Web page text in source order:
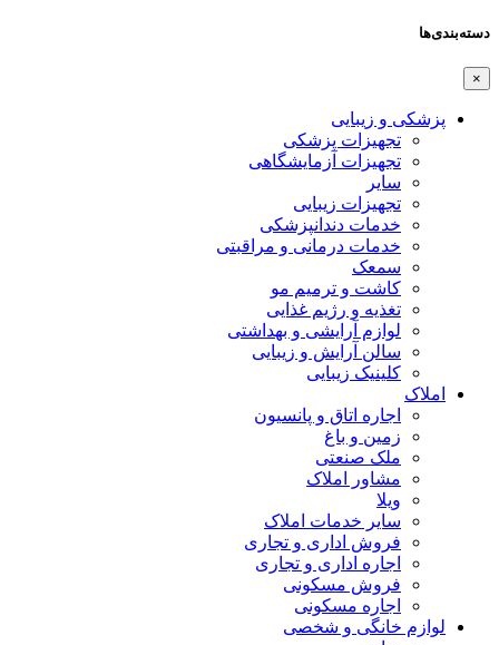
دسته‌بندی‌ها
×
پزشکی و زیبایی
تجهیزات پزشکی
تجهیزات آزمایشگاهی
سایر
تجهیزات زیبایی
خدمات دندانپزشکی
خدمات درمانی و مراقبتی
سمعک
کاشت و ترمیم مو
تغذیه و رژیم غذایی
لوازم آرایشی و بهداشتی
سالن آرایش و زیبایی
کلینیک زیبایی
املاک
اجاره اتاق و پانسیون
زمین و باغ
ملک صنعتی
مشاور املاک
ویلا
سایر خدمات املاک
فروش اداری و تجاری
اجاره اداری و تجاری
فروش مسکونی
اجاره مسکونی
لوازم خانگی و شخصی